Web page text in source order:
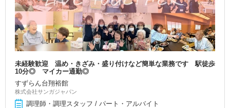
未経験歓迎 温め・きざみ・盛り付けなど簡単な業務です 駅徒歩
10分◎ マイカー通勤◎
すずらん台翔裕館
株式会社サンガジャパン
調理師・調理スタッフ / パート・アルバイト